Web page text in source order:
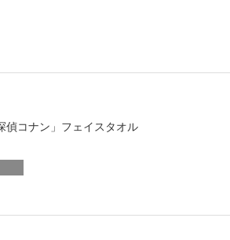
偵コナン」フェイスタオル